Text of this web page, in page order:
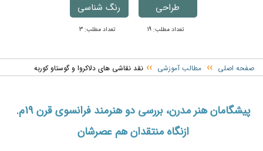
طراحی
تعداد مطلب: 19
رنگ شناسی
تعداد مطلب: 3
صفحه اصلی ›› مطالب آموزشی ›› نقد نقاشی های دلاکروا و گوستاو کوربه
پیشگامان هنر مدرن، بررسی دو هنرمند فرانسوی قرن 19م.
ازنگاه منتقدان هم عصرشان